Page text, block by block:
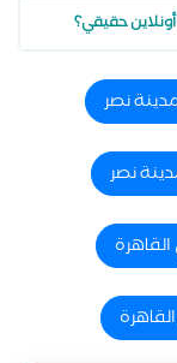
حقيقي؟
نصر
نصر